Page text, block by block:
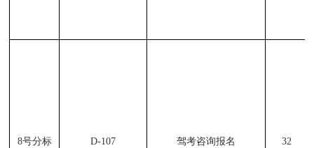
8号分标 D-107 驾考咨询报名 32